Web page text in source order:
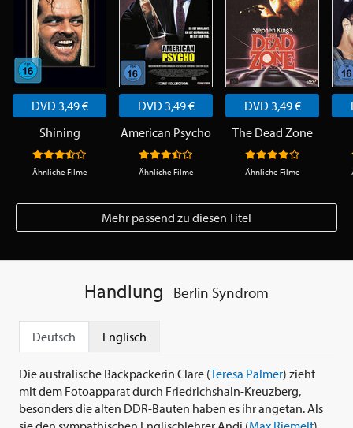
DVD 3,49 €
Shining
Ähnliche Filme
DVD 3,49 €
American Psycho
Ähnliche Filme
DVD 3,49 €
The Dead Zone
Ähnliche Filme
Mehr passend zu diesen Titel
Handlung Berlin Syndrom
Deutsch Englisch
Die australische Backpackerin Clare (Teresa Palmer) zieht
mit dem Fotoapparat durch Friedrichshain-Kreuzberg,
besonders die alten DDR-Bauten haben es ihr angetan. Als